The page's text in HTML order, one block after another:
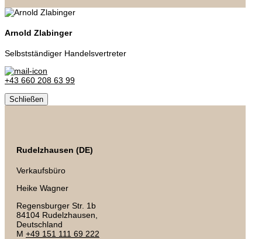
Arnold Zlabinger
Selbstständiger Handelsvertreter
+43 660 208 63 99
Schließen
Rudelzhausen (DE)
Verkaufsbüro
Heike Wagner
Regensburger Str. 1b
84104 Rudelzhausen,
Deutschland
M +49 151 111 69 222